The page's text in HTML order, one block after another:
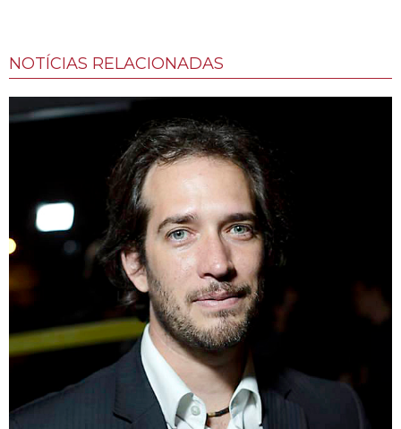
NOTÍCIAS RELACIONADAS